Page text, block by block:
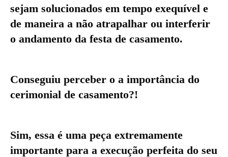
sejam solucionados em tempo exequível e
de maneira a não atrapalhar ou interferir
o andamento da festa de casamento.
Conseguiu perceber o a importância do
cerimonial de casamento?!
Sim, essa é uma peça extremamente
importante para a execução perfeita do seu